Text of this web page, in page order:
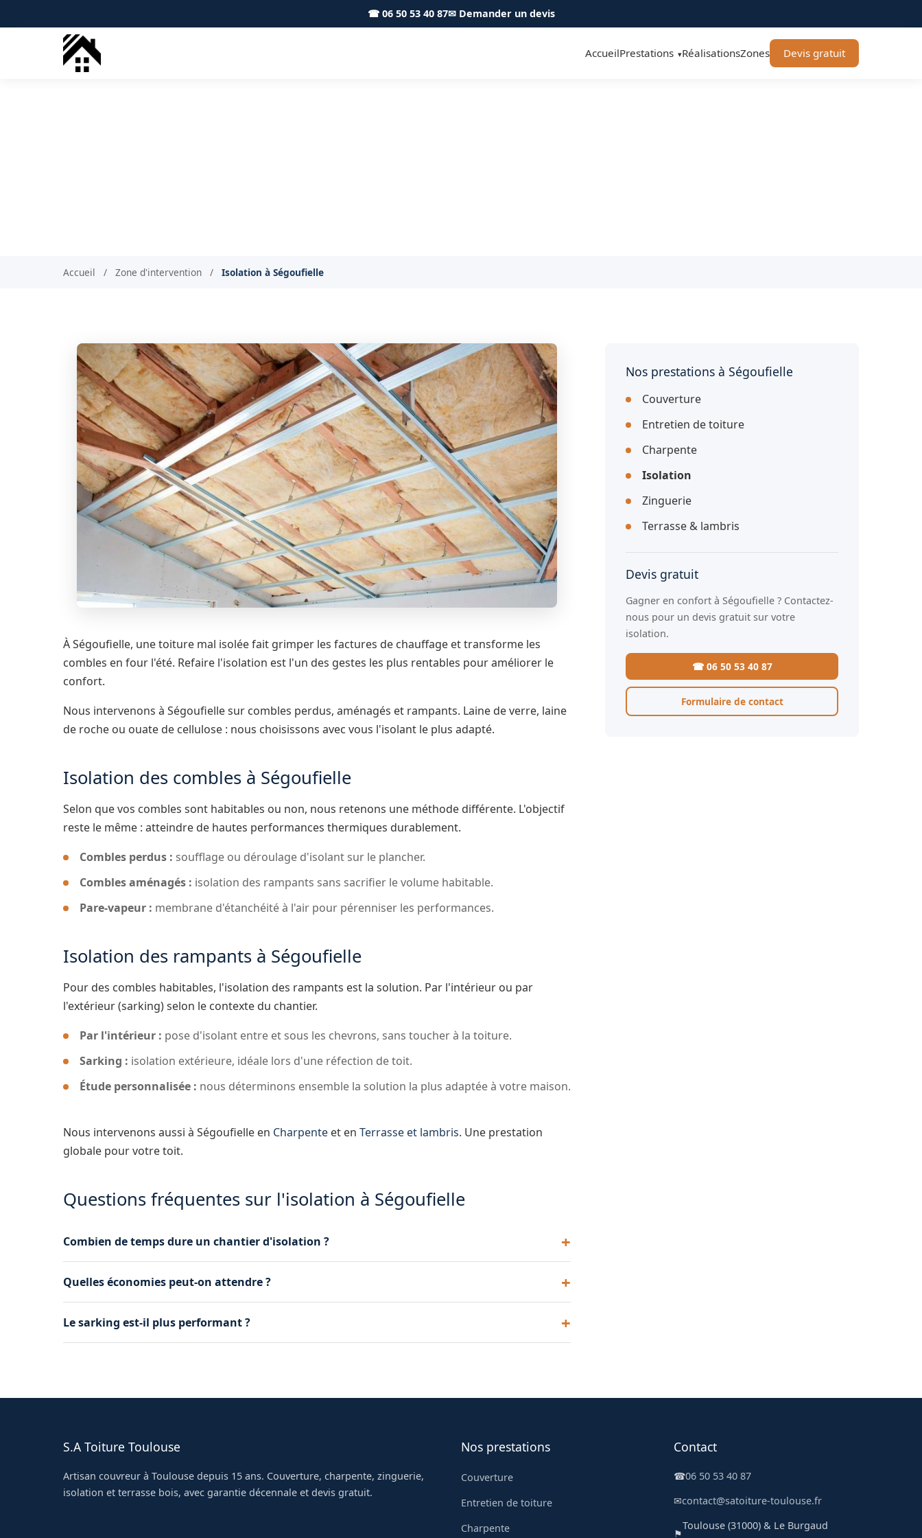
☎ 06 50 53 40 87✉ Demander un devis
AccueilPrestations ▾RéalisationsZones Devis gratuit
Accueil / Zone d'intervention / Isolation à Ségoufielle
À Ségoufielle, une toiture mal isolée fait grimper les factures de chauffage et transforme les
combles en four l'été. Refaire l'isolation est l'un des gestes les plus rentables pour améliorer le
confort.
Nous intervenons à Ségoufielle sur combles perdus, aménagés et rampants. Laine de verre, laine
de roche ou ouate de cellulose : nous choisissons avec vous l'isolant le plus adapté.
Isolation des combles à Ségoufielle
Selon que vos combles sont habitables ou non, nous retenons une méthode différente. L'objectif
reste le même : atteindre de hautes performances thermiques durablement.
Combles perdus : soufflage ou déroulage d'isolant sur le plancher.
Combles aménagés : isolation des rampants sans sacrifier le volume habitable.
Pare-vapeur : membrane d'étanchéité à l'air pour pérenniser les performances.
Isolation des rampants à Ségoufielle
Pour des combles habitables, l'isolation des rampants est la solution. Par l'intérieur ou par
l'extérieur (sarking) selon le contexte du chantier.
Par l'intérieur : pose d'isolant entre et sous les chevrons, sans toucher à la toiture.
Sarking : isolation extérieure, idéale lors d'une réfection de toit.
Étude personnalisée : nous déterminons ensemble la solution la plus adaptée à votre maison.
Nous intervenons aussi à Ségoufielle en Charpente et en Terrasse et lambris. Une prestation
globale pour votre toit.
Questions fréquentes sur l'isolation à Ségoufielle
Combien de temps dure un chantier d'isolation ?
rampants ou du sarking.
Quelles économies peut-on attendre ?
chauffage.
Le sarking est-il plus performant ?
Nos prestations à Ségoufielle
Couverture
Entretien de toiture
Charpente
Isolation
Zinguerie
Terrasse & lambris
Devis gratuit
Gagner en confort à Ségoufielle ? Contactez-
nous pour un devis gratuit sur votre
isolation.
☎ 06 50 53 40 87
Formulaire de contact
S.A Toiture Toulouse
Artisan couvreur à Toulouse depuis 15 ans. Couverture, charpente, zinguerie,
isolation et terrasse bois, avec garantie décennale et devis gratuit.
Nos prestations
Couverture
Entretien de toiture
Charpente
Contact
☎06 50 53 40 87
✉contact@satoiture-toulouse.fr
⚑
Toulouse (31000) & Le Burgaud